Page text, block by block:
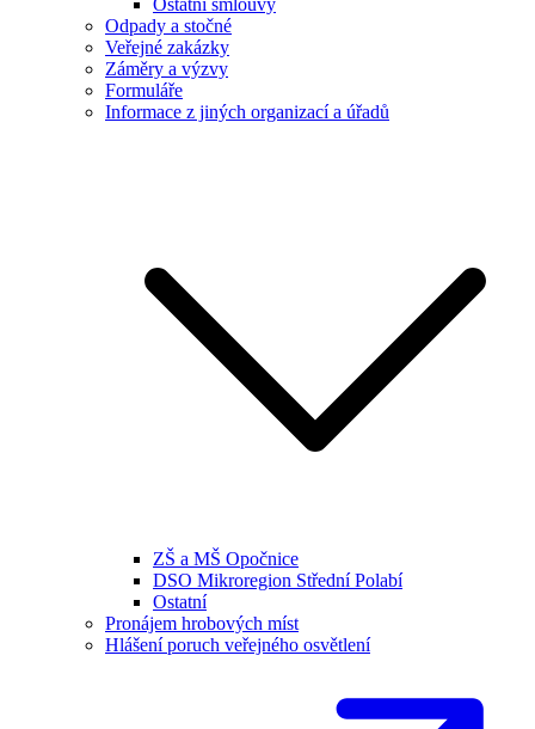
Ostatní smlouvy
Odpady a stočné
Veřejné zakázky
Záměry a výzvy
Formuláře
Informace z jiných organizací a úřadů
ZŠ a MŠ Opočnice
DSO Mikroregion Střední Polabí
Ostatní
Pronájem hrobových míst
Hlášení poruch veřejného osvětlení